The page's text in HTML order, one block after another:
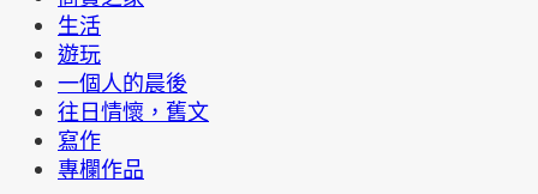
生活
遊玩
一個人的晨後
往日情懷，舊文
寫作
專欄作品